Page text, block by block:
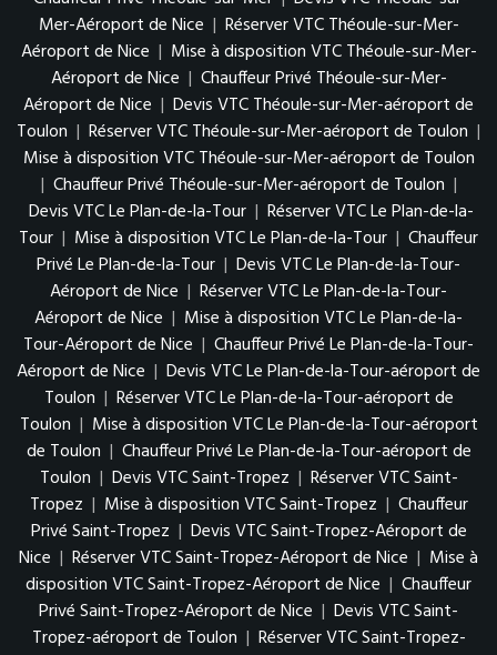
Mer-Aéroport de Nice | Réserver VTC Théoule-sur-Mer-
Aéroport de Nice | Mise à disposition VTC Théoule-sur-Mer-
Aéroport de Nice | Chauffeur Privé Théoule-sur-Mer-
Aéroport de Nice | Devis VTC Théoule-sur-Mer-aéroport de
Toulon | Réserver VTC Théoule-sur-Mer-aéroport de Toulon |
Mise à disposition VTC Théoule-sur-Mer-aéroport de Toulon
| Chauffeur Privé Théoule-sur-Mer-aéroport de Toulon |
Devis VTC Le Plan-de-la-Tour | Réserver VTC Le Plan-de-la-
Tour | Mise à disposition VTC Le Plan-de-la-Tour | Chauffeur
Privé Le Plan-de-la-Tour | Devis VTC Le Plan-de-la-Tour-
Aéroport de Nice | Réserver VTC Le Plan-de-la-Tour-
Aéroport de Nice | Mise à disposition VTC Le Plan-de-la-
Tour-Aéroport de Nice | Chauffeur Privé Le Plan-de-la-Tour-
Aéroport de Nice | Devis VTC Le Plan-de-la-Tour-aéroport de
Toulon | Réserver VTC Le Plan-de-la-Tour-aéroport de
Toulon | Mise à disposition VTC Le Plan-de-la-Tour-aéroport
de Toulon | Chauffeur Privé Le Plan-de-la-Tour-aéroport de
Toulon | Devis VTC Saint-Tropez | Réserver VTC Saint-
Tropez | Mise à disposition VTC Saint-Tropez | Chauffeur
Privé Saint-Tropez | Devis VTC Saint-Tropez-Aéroport de
Nice | Réserver VTC Saint-Tropez-Aéroport de Nice | Mise à
disposition VTC Saint-Tropez-Aéroport de Nice | Chauffeur
Privé Saint-Tropez-Aéroport de Nice | Devis VTC Saint-
Tropez-aéroport de Toulon | Réserver VTC Saint-Tropez-